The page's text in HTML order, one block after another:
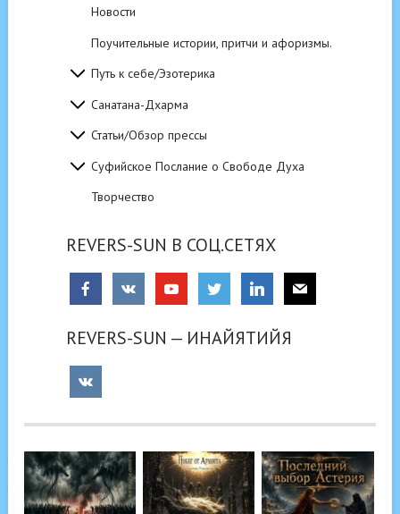
Новости
Поучительные истории, притчи и афоризмы.
Путь к себе/Эзотерика
Санатана-Дхарма
Статьи/Обзор прессы
Суфийское Послание о Свободе Духа
Творчество
REVERS-SUN В СОЦ.СЕТЯХ
REVERS-SUN — ИНАЙЯТИЙЯ